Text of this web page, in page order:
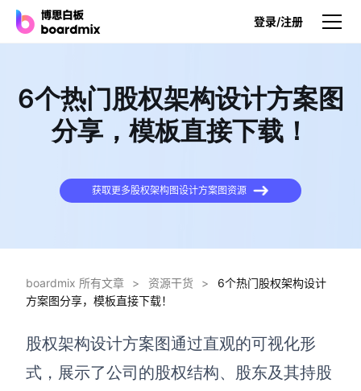
登录/注册
产品
博思白板
博思白板SDK
博思白板离线版
博思设计
一体化产品设计工具
6个热门股权架构设计方案图
分享，模板直接下载！
获取更多股权架构图设计方案图资源
boardmix 所有文章 > 资源干货 >
6个热门股权架构设计
方案图分享，模板直接下载！
股权架构设计方案图通过直观的可视化形
式，展示了公司的股权结构、股东及其持股